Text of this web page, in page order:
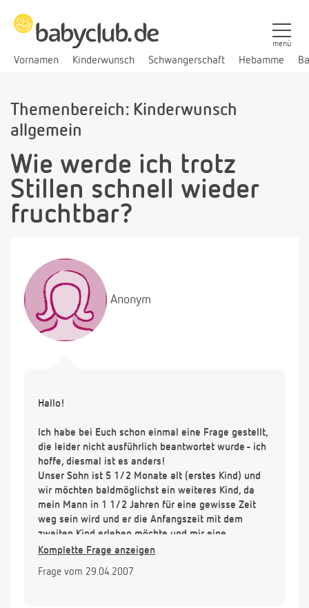
Vornamen Kinderwunsch Schwangerschaft Hebamme
menü
Themenbereich: Kinderwunsch
allgemein
Wie werde ich trotz
Stillen schnell wieder
fruchtbar?
Anonym
Hallo!
Ich habe bei Euch schon einmal eine Frage gestellt,
die leider nicht ausführlich beantwortet wurde - ich
hoffe, diesmal ist es anders!
Unser Sohn ist 5 1/2 Monate alt (erstes Kind) und
wir möchten baldmöglichst ein weiteres Kind, da
mein Mann in 1 1/2 Jahren für eine gewisse Zeit
weg sein wird und er die Anfangszeit mit dem
zweiten Kind erleben möchte und mir eine
Unterstützung sein will.
Ich bin 32 Jahre alt, stille noch voll und möchte
Komplette Frage anzeigen
Frage vom 29.04.2007